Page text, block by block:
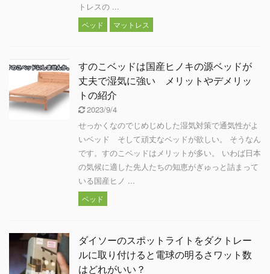
トレスの ...
ベッド マットレス
すのこベッドは国産ヒノキの源ベッドが
丈夫で湿気に強い メリットやデメリッ
トの紹介
2023/9/4
せっかくなのでじめじめした湿気対策で通気性がよ
いベッド そして頑丈なベッドが欲しい。 そうなん
です。すのこベッドはメリットが多い。 いわば日本
の気候に適した先人たちの知恵がぎゅっと詰まって
いる国産ヒノ ...
ベッド
ダイソーのスポットライトをダクトレー
ルに取り付けると電球の明るさワット数
はどれがいい？